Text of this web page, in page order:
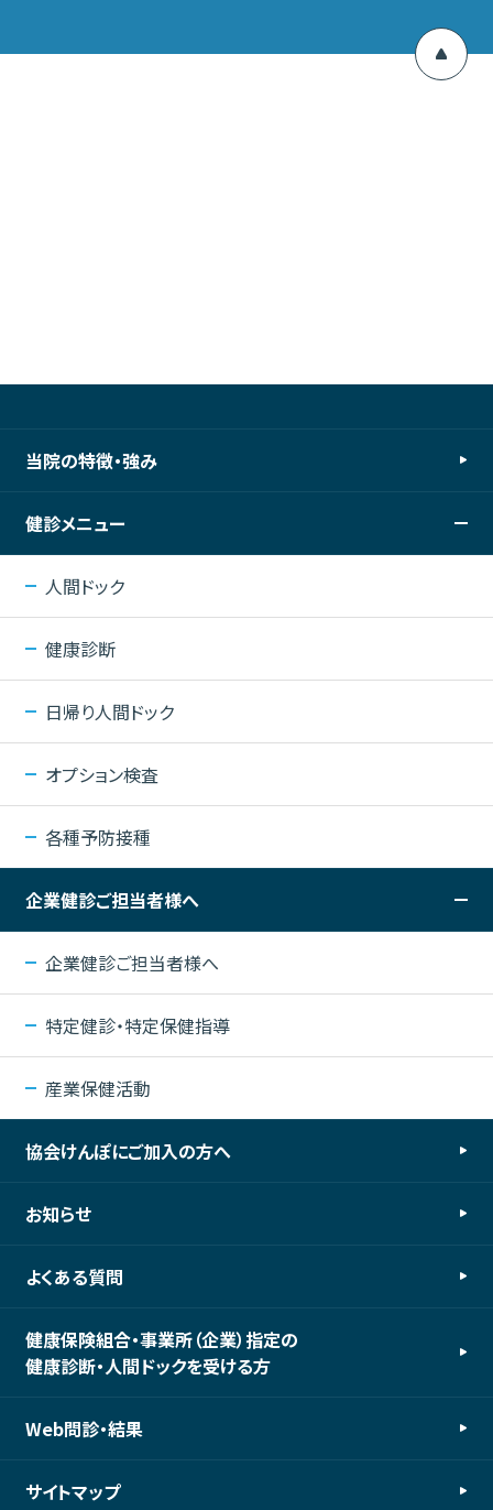
当院の特徴・強み
健診メニュー
人間ドック
健康診断
日帰り人間ドック
オプション検査
各種予防接種
企業健診ご担当者様へ
企業健診ご担当者様へ
特定健診・特定保健指導
産業保健活動
協会けんぽにご加入の方へ
お知らせ
よくある質問
健康保険組合・事業所（企業）指定の
健康診断・人間ドックを受ける方
Web問診・結果
サイトマップ